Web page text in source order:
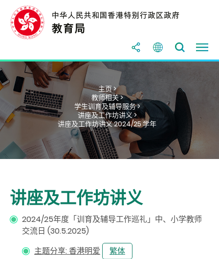
主页 >
教师相关 >
学生训育及辅导服务 >
讲座及工作坊讲义 >
讲座及工作坊讲义 2024/25 学年
讲座及工作坊讲义
2024/25年度「训育及辅导工作巡礼」中、小学教师
交流日 (30.5.2025)
主题分享: 香港明爱
繁体